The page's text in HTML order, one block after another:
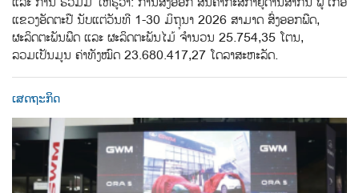
ແຂວງອັດຕະປື ນັບແຕ່ວັນທີ 1-30 ມິຖຸນາ 2026 ສາມາດ ສົ່ງອອກພືດ,
ຜະລິດຕະພັນພືດ ແລະ ຜະລິດຕະພັນໄມ້ ຈໍານວນ 25.754,35 ໂຕນ,
ລວມເປັນມູນ ຄ່າທັງໝົດ 23.680.417,27 ໂດລາສະຫະລັດ.
ເສດຖະກິດ